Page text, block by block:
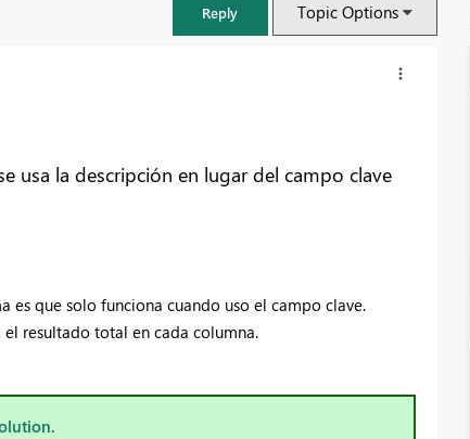
Reply Topic Options
usa la descripción en lugar del campo clave
que solo funciona cuando uso el campo clave.
resultado total en cada columna.
Join us in Barcelona for FabCon and SQLCon, the Fabric, Power BI,